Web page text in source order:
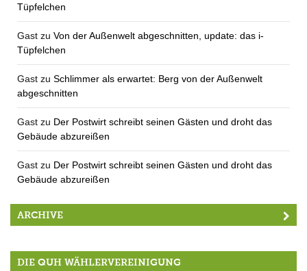
Tüpfelchen
Gast zu Von der Außenwelt abgeschnitten, update: das i-
Tüpfelchen
Gast zu Schlimmer als erwartet: Berg von der Außenwelt
abgeschnitten
Gast zu Der Postwirt schreibt seinen Gästen und droht das
Gebäude abzureißen
Gast zu Der Postwirt schreibt seinen Gästen und droht das
Gebäude abzureißen
ARCHIVE
DIE QUH WÄHLERVEREINIGUNG